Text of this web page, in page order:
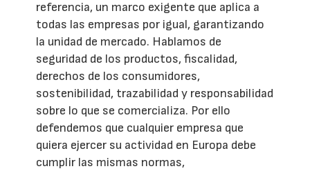
referencia, un marco exigente que aplica a
todas las empresas por igual, garantizando
la unidad de mercado. Hablamos de
seguridad de los productos, fiscalidad,
derechos de los consumidores,
sostenibilidad, trazabilidad y responsabilidad
sobre lo que se comercializa. Por ello
defendemos que cualquier empresa que
quiera ejercer su actividad en Europa debe
cumplir las mismas normas,